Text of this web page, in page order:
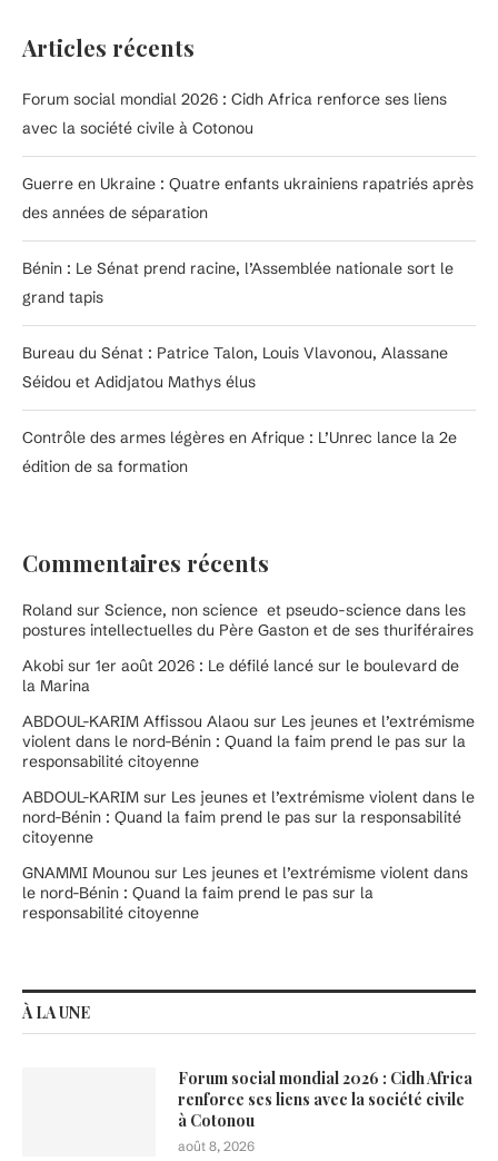
Articles récents
Forum social mondial 2026 : Cidh Africa renforce ses liens
avec la société civile à Cotonou
Guerre en Ukraine : Quatre enfants ukrainiens rapatriés après
des années de séparation
Bénin : Le Sénat prend racine, l’Assemblée nationale sort le
grand tapis
Bureau du Sénat : Patrice Talon, Louis Vlavonou, Alassane
Séidou et Adidjatou Mathys élus
Contrôle des armes légères en Afrique : L’Unrec lance la 2e
édition de sa formation
Commentaires récents
Roland sur Science, non science et pseudo-science dans les
postures intellectuelles du Père Gaston et de ses thuriféraires
Akobi sur 1er août 2026 : Le défilé lancé sur le boulevard de
la Marina
ABDOUL-KARIM Affissou Alaou sur Les jeunes et l’extrémisme
violent dans le nord-Bénin : Quand la faim prend le pas sur la
responsabilité citoyenne
ABDOUL-KARIM sur Les jeunes et l’extrémisme violent dans le
nord-Bénin : Quand la faim prend le pas sur la responsabilité
citoyenne
GNAMMI Mounou sur Les jeunes et l’extrémisme violent dans
le nord-Bénin : Quand la faim prend le pas sur la
responsabilité citoyenne
À LA UNE
Forum social mondial 2026 : Cidh Africa
renforce ses liens avec la société civile
à Cotonou
août 8, 2026